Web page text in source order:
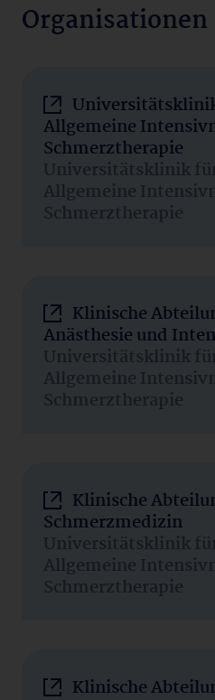
Organisationen
Allgemeine
Schmerztherapie
Universitätsklinik
Allgemeine
Schmerztherapie
Klinische
Anästhesie und
Universitätsklinik
Allgemeine
Schmerztherapie
Klinische
Schmerzmedizin
Universitätsklinik
Allgemeine
Schmerztherapie
Klinische